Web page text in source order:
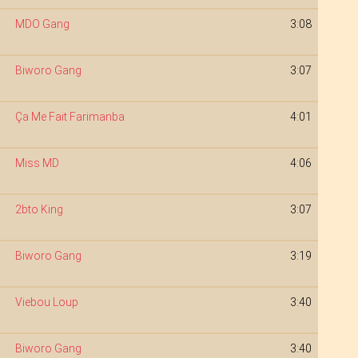
MDO Gang 3:08
Biworo Gang 3:07
Ça Me Fait Farimanba 4:01
Miss MD 4:06
2bto King 3:07
Biworo Gang 3:19
Viebou Loup 3:40
Biworo Gang 3:40